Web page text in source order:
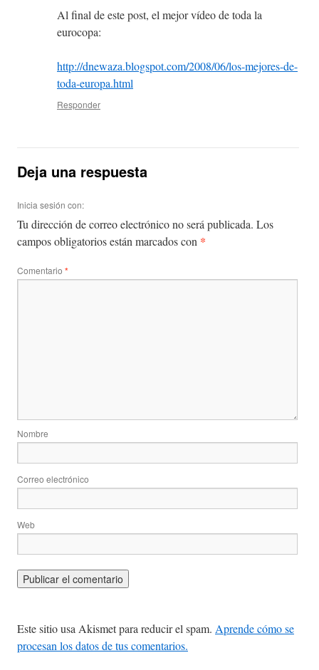
Al final de este post, el mejor vídeo de toda la
eurocopa:
http://dnewaza.blogspot.com/2008/06/los-mejores-de-
toda-europa.html
Responder
Deja una respuesta
Inicia sesión con:
Tu dirección de correo electrónico no será publicada. Los
campos obligatorios están marcados con *
Comentario *
Nombre
Correo electrónico
Web
Este sitio usa Akismet para reducir el spam. Aprende cómo se
procesan los datos de tus comentarios.